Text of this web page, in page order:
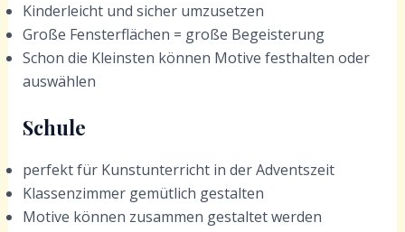
Kinderleicht und sicher umzusetzen
Große Fensterflächen = große Begeisterung
Schon die Kleinsten können Motive festhalten oder
auswählen
Schule
perfekt für Kunstunterricht in der Adventszeit
Klassenzimmer gemütlich gestalten
Motive können zusammen gestaltet werden